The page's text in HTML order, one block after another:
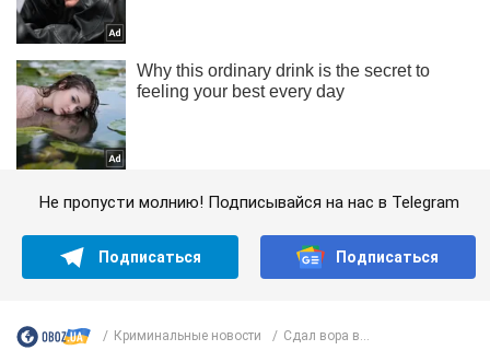
Не пропусти молнию! Подписывайся на нас в Telegram
Подписаться Подписаться
Криминальные новости Сдал вора в...